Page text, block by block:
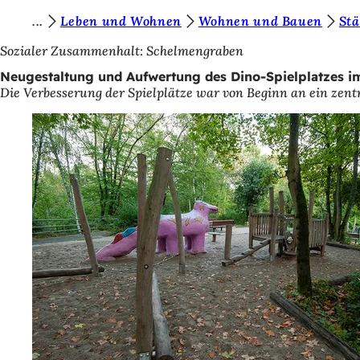
Inhalt anspringen
i
e
b
Leben und Wohnen Wohnen und Bauen
Sozialer Zusammenhalt: Schelmengraben
Neugestaltung und Aufwertung des Dino-Spielplatzes
Die Verbesserung der Spielplätze war von Beginn an ein